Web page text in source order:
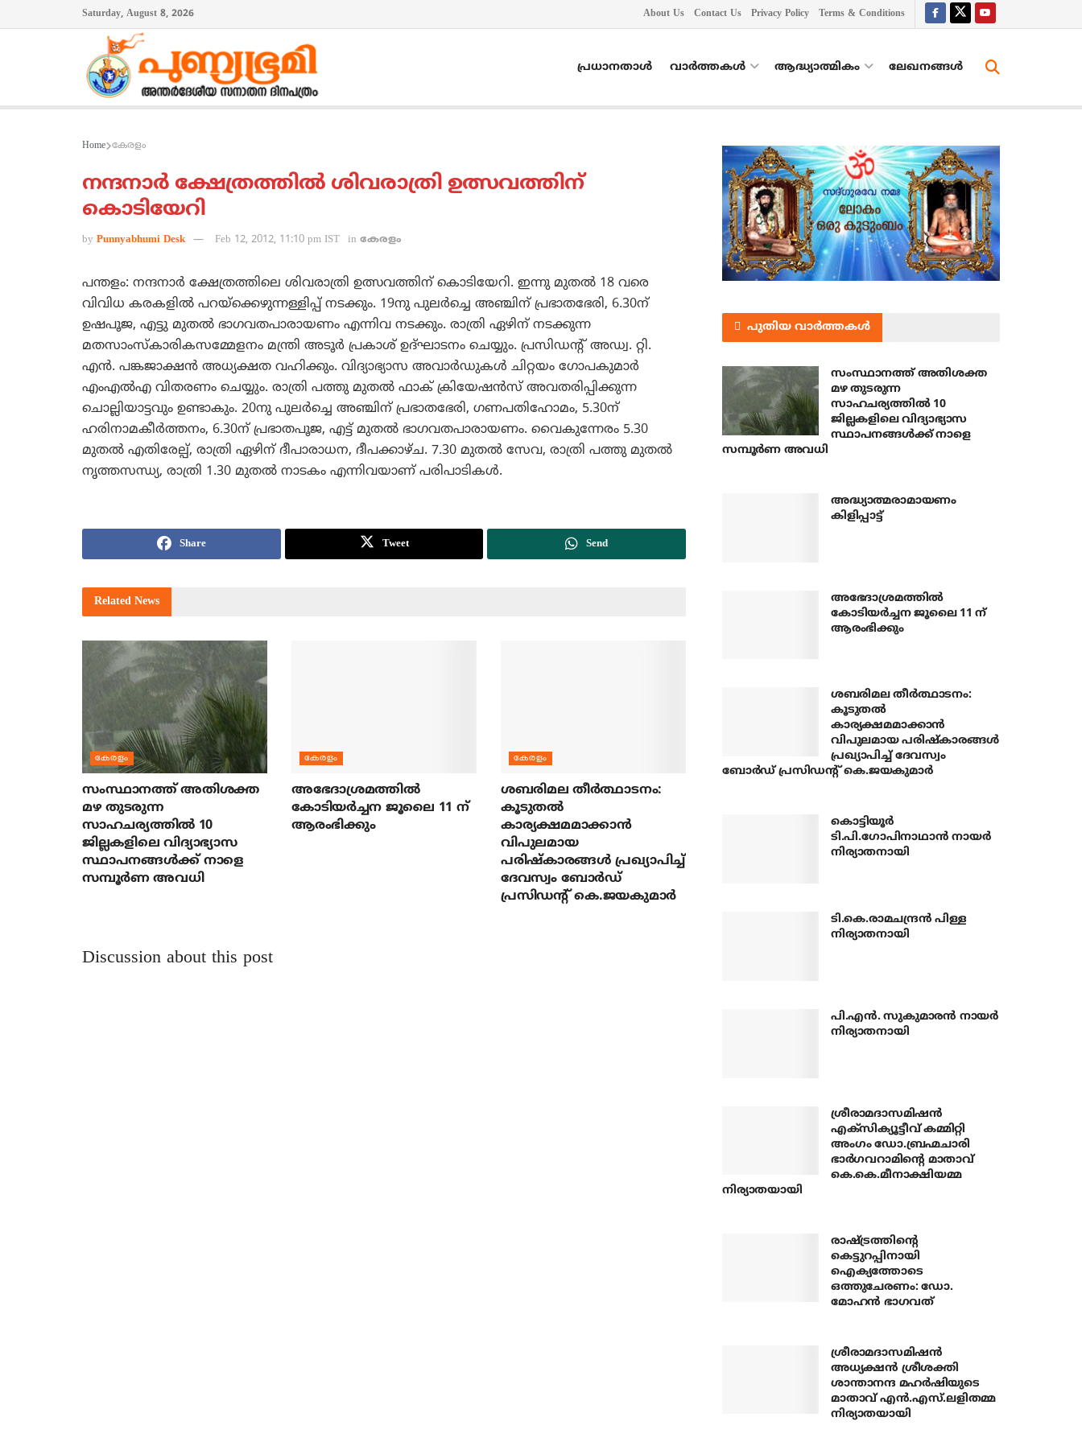
Saturday, August 8, 2026 About Us Contact Us Privacy Policy Terms & Conditions
പ്രധാനതാൾ വാർത്തകൾ ആദ്ധ്യാത്മികം ലേഖനങ്ങള്‍
Home കേരളം
നന്ദനാര്‍ ക്ഷേത്രത്തില്‍ ശിവരാത്രി ഉത്സവത്തിന്
കൊടിയേറി
by Punnyabhumi Desk Feb 12, 2012, 11:10 pm IST in കേരളം
പന്തളം: നന്ദനാര്‍ ക്ഷേത്രത്തിലെ ശിവരാത്രി ഉത്സവത്തിന് കൊടിയേറി. ഇന്നു മുതല്‍ 18 വരെ
വിവിധ കരകളില്‍ പറയ്‌ക്കെഴുന്നള്ളിപ്പ് നടക്കും. 19നു പുലര്‍ച്ചെ അഞ്ചിന് പ്രഭാതഭേരി, 6.30ന്
ഉഷപൂജ, എട്ടു മുതല്‍ ഭാഗവതപാരായണം എന്നിവ നടക്കും. രാത്രി ഏഴിന് നടക്കുന്ന
മതസാംസ്‌കാരികസമ്മേളനം മന്ത്രി അടൂര്‍ പ്രകാശ് ഉദ്ഘാടനം ചെയ്യും. പ്രസിഡന്റ് അഡ്വ. റ്റി.
എന്‍. പങ്കജാക്ഷന്‍ അധ്യക്ഷത വഹിക്കും. വിദ്യാഭ്യാസ അവാര്‍ഡുകള്‍ ചിറ്റയം ഗോപകുമാര്‍
എംഎല്‍എ വിതരണം ചെയ്യും. രാത്രി പത്തു മുതല്‍ ഫാക് ക്രിയേഷന്‍സ് അവതരിപ്പിക്കുന്ന
ചൊല്ലിയാട്ടവും ഉണ്ടാകും. 20നു പുലര്‍ച്ചെ അഞ്ചിന് പ്രഭാതഭേരി, ഗണപതിഹോമം, 5.30ന്
ഹരിനാമകീര്‍ത്തനം, 6.30ന് പ്രഭാതപൂജ, എട്ട് മുതല്‍ ഭാഗവതപാരായണം. വൈകുന്നേരം 5.30
മുതല്‍ എതിരേല്പ്, രാത്രി ഏഴിന് ദീപാരാധന, ദീപക്കാഴ്ച. 7.30 മുതല്‍ സേവ, രാത്രി പത്തു മുതല്‍
നൃത്തസന്ധ്യ, രാത്രി 1.30 മുതല്‍ നാടകം എന്നിവയാണ് പരിപാടികള്‍.
Share Tweet Send
Related News
കേരളം
സംസ്ഥാനത്ത് അതിശക്ത
മഴ തുടരുന്ന
സാഹചര്യത്തിൽ 10
ജില്ലകളിലെ വിദ്യാഭ്യാസ
സ്ഥാപനങ്ങൾക്ക് നാളെ
സമ്പൂർണ അവധി
കേരളം
അഭേദാശ്രമത്തില്‍
കോടിയര്‍ച്ചന ജൂലൈ 11 ന്
ആരംഭിക്കും
കേരളം
ശബരിമല തീര്‍ത്ഥാടനം:
കൂടുതല്‍
കാര്യക്ഷമമാക്കാന്‍
വിപുലമായ
പരിഷ്‌കാരങ്ങള്‍ പ്രഖ്യാപിച്ച്
ദേവസ്വം ബോര്‍ഡ്
പ്രസിഡന്റ് കെ.ജയകുമാര്‍
Discussion about this post
പുതിയ വാർത്തകൾ
സംസ്ഥാനത്ത് അതിശക്ത
മഴ തുടരുന്ന
സാഹചര്യത്തിൽ 10
ജില്ലകളിലെ വിദ്യാഭ്യാസ
സ്ഥാപനങ്ങൾക്ക് നാളെ
സമ്പൂർണ അവധി
അദ്ധ്യാത്മരാമായണം
കിളിപ്പാട്ട്
അഭേദാശ്രമത്തില്‍
കോടിയര്‍ച്ചന ജൂലൈ 11 ന്
ആരംഭിക്കും
ശബരിമല തീര്‍ത്ഥാടനം:
കൂടുതല്‍
കാര്യക്ഷമമാക്കാന്‍
വിപുലമായ പരിഷ്‌കാരങ്ങള്‍
പ്രഖ്യാപിച്ച് ദേവസ്വം
ബോര്‍ഡ് പ്രസിഡന്റ് കെ.ജയകുമാര്‍
കൊട്ടിയൂര്‍
ടി.പി.ഗോപിനാഥാന്‍ നായര്‍
നിര്യാതനായി
ടി.കെ.രാമചന്ദ്രന്‍ പിള്ള
നിര്യാതനായി
പി.എന്‍. സുകുമാരന്‍ നായര്‍
നിര്യാതനായി
ശ്രീരാമദാസമിഷന്‍
എക്‌സിക്യൂട്ടീവ് കമ്മിറ്റി
അംഗം ഡോ.ബ്രഹ്മചാരി
ഭാര്‍ഗവറാമിന്റെ മാതാവ്
കെ.കെ.മീനാക്ഷിയമ്മ
നിര്യാതയായി
രാഷ്ട്രത്തിന്റെ
കെട്ടുറപ്പിനായി
ഐക്യത്തോടെ
ഒത്തുചേരണം: ഡോ.
മോഹന്‍ ഭാഗവത്
ശ്രീരാമദാസമിഷന്‍
അധ്യക്ഷന്‍ ശ്രീശക്തി
ശാന്താനന്ദ മഹര്‍ഷിയുടെ
മാതാവ് എന്‍.എസ്.ലളിതമ്മ
നിര്യാതയായി